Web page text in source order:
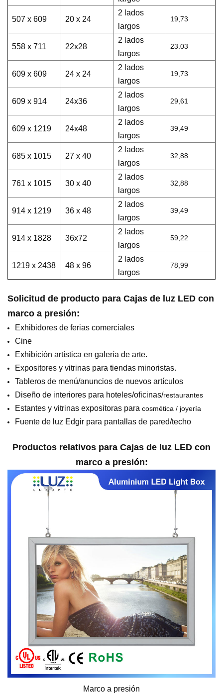
507 x 609 20 x 24
2 lados
largos
19,73
558 x 711 22x28
2 lados
largos
23.03
609 x 609 24 x 24
2 lados
largos
19,73
609 x 914 24x36
2 lados
largos
29,61
609 x 1219 24x48
2 lados
largos
39,49
685 x 1015 27 x 40
2 lados
largos
32,88
761 x 1015 30 x 40
2 lados
largos
32,88
914 x 1219 36 x 48
2 lados
largos
39,49
914 x 1828 36x72
2 lados
largos
59,22
1219 x 2438 48 x 96
2 lados
largos
78,99
Solicitud de producto para Cajas de luz LED con
marco a presión:
Exhibidores de ferias comerciales
Cine
Exhibición artística en galería de arte.
Expositores y vitrinas para tiendas minoristas.
Tableros de menú/anuncios de nuevos artículos
Diseño de interiores para hoteles/oficinas/restaurantes
Estantes y vitrinas expositoras para cosmética / joyería
Fuente de luz Edgir para pantallas de pared/techo
Productos relativos para Cajas de luz LED con
marco a presión:
Marco a presión